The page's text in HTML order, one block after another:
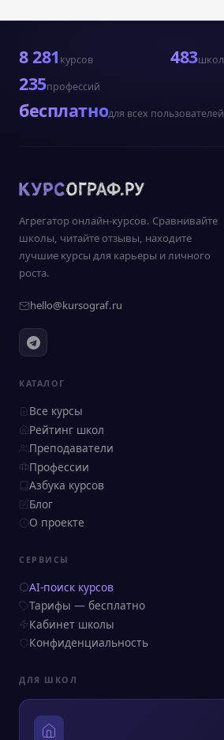
8 281 курсов 483школ
235профессий
бесплатнодля всех пользователей
Агрегатор онлайн-курсов. Сравнивайте
школы, читайте отзывы, находите
лучшие курсы для карьеры и личного
роста.
hello@kursograf.ru
КАТАЛОГ
Все курсы
Рейтинг школ
Преподаватели
Профессии
Азбука курсов
Блог
О проекте
СЕРВИСЫ
AI-поиск курсов
Тарифы — бесплатно
Кабинет школы
Конфиденциальность
ДЛЯ ШКОЛ